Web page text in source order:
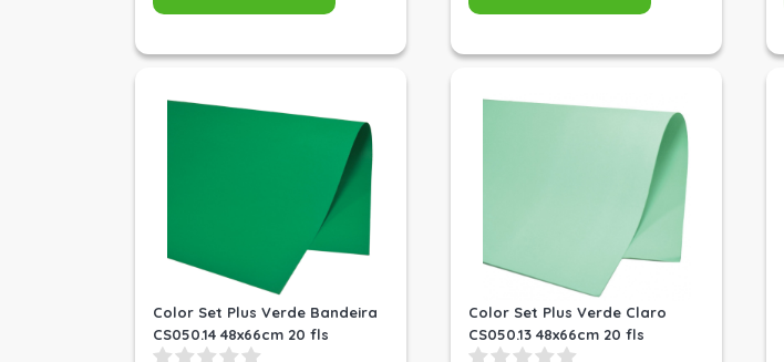
Color Set Plus Verde Bandeira
CS050.14 48x66cm 20 fls
Color Set Plus Verde Claro
CS050.13 48x66cm 20 fls